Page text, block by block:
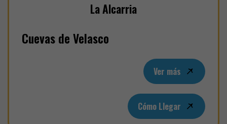
La Alcarria
Cuevas de Velasco
Ver más
Cómo Llegar